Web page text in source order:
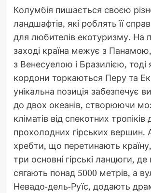
Колумбія пишається своєю
ландшафтів, які роблять її
для любителів екотуризму. На
заході країна межує з
з Венесуелою і Бразилією, тоді
кордони торкаються Перу та
унікальна позиція забезпечує
до двох океанів, створюючи
кліматів від спекотних тропіків
прохолодних гірських вершин.
хребти, що перетинають
три основні гірські ланцюги, де
сягають понад 5000 метрів, а
Невадо-дель-Руїс, додають